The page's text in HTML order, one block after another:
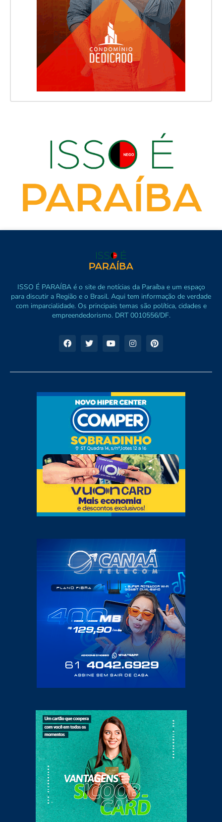
ISSO É PARAÍBA é o site de notícias da Paraíba e um espaço
para discutir a Região e o Brasil. Aqui tem informação de verdade
com imparcialidade. Os principais temas são política, cidades e
empreendedorismo. DRT 0010556/DF.